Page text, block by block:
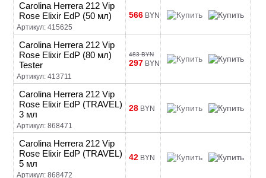
Carolina Herrera 212 Vip
Rose Elixir EdP (50 мл)
Артикул: 415625
566 BYN
Carolina Herrera 212 Vip
Rose Elixir EdP (80 мл)
Tester
Артикул: 413711
483 BYN
297 BYN
Carolina Herrera 212 Vip
Rose Elixir EdP (TRAVEL)
3 мл
Артикул: 868471
28 BYN
Carolina Herrera 212 Vip
Rose Elixir EdP (TRAVEL)
5 мл
Артикул: 868472
42 BYN